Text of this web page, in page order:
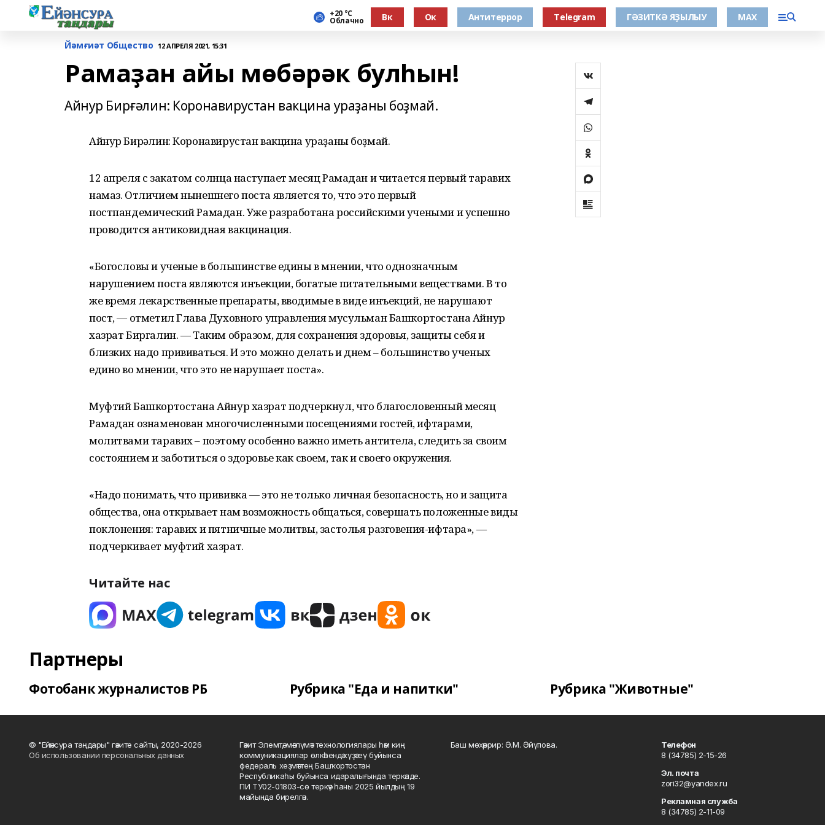
+20 °С
Облачно Вк Ок Антитеррор Тelegram ГӘЗИТКӘ ЯҘЫЛЫУ МАХ
Йәмғиәт Общество 12 АПРЕЛЯ 2021, 15:31
Рамаҙан айы мөбәрәк булһын!
Айнур Бирғәлин: Коронавирустан вакцина ураҙаны боҙмай.
Айнур Бирғәлин: Коронавирустан вакцина ураҙаны боҙмай.
12 апреля с закатом солнца наступает месяц Рамадан и читается первый таравих
намаз. Отличием нынешнего поста является то, что это первый
постпандемический Рамадан. Уже разработана российскими учеными и успешно
проводится антиковидная вакцинация.
«Богословы и ученые в большинстве едины в мнении, что однозначным
нарушением поста являются инъекции, богатые питательными веществами. В то
же время лекарственные препараты, вводимые в виде инъекций, не нарушают
пост, — отметил Глава Духовного управления мусульман Башкортостана Айнур
хазрат Биргалин. — Таким образом, для сохранения здоровья, защиты себя и
близких надо прививаться. И это можно делать и днем – большинство ученых
едино во мнении, что это не нарушает поста».
Муфтий Башкортостана Айнур хазрат подчеркнул, что благословенный месяц
Рамадан ознаменован многочисленными посещениями гостей, ифтарами,
молитвами таравих – поэтому особенно важно иметь антитела, следить за своим
состоянием и заботиться о здоровье как своем, так и своего окружения.
«Надо понимать, что прививка — это не только личная безопасность, но и защита
общества, она открывает нам возможность общаться, совершать положенные виды
поклонения: таравих и пятничные молитвы, застолья разговения-ифтара», —
подчеркивает муфтий хазрат.
Читайте нас
Партнеры
Фотобанк журналистов РБ Рубрика "Еда и напитки" Рубрика "Животные"
© "Ейәнсура таңдары" гәзите сайты, 2020-2026
Об использовании персональных данных
Гәзит Элемтә, мәғлүмәт технологиялары һәм киң
коммуникациялар өлкәһендә күҙәтеү буйынса
федераль хеҙмәттең Башҡортостан
Республикаһы буйынса идаралығында теркәлде.
ПИ ТУ02-01803-сө теркәү һаны 2025 йылдың 19
майында бирелгән.
Баш мөхәррир: Ә.М. Әйүпова.
Телефон
8 (34785) 2-15-26
Эл. почта
zori32@yandex.ru
Рекламная служба
8 (34785) 2-11-09